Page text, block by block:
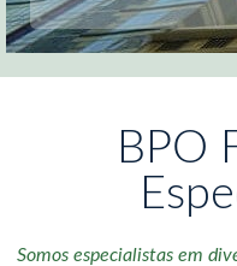
BPO
Somos especialistas em